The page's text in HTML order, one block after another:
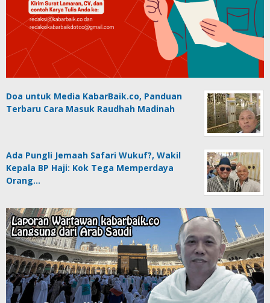
Doa untuk Media KabarBaik.co, Panduan
Terbaru Cara Masuk Raudhah Madinah
Ada Pungli Jemaah Safari Wukuf?, Wakil
Kepala BP Haji: Kok Tega Memperdaya
Orang…